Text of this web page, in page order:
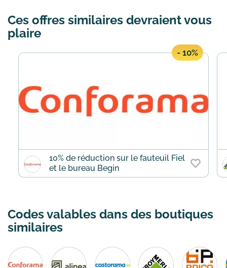
Ces offres similaires devraient vous
plaire
- 10%
10% de réduction sur le fauteuil Fiel
et le bureau Begin
Codes valables dans des boutiques
similaires